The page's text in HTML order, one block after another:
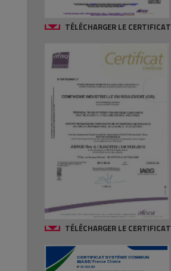
TÉLÉCHARGER LE CERTIFICAT
TÉLÉCHARGER LE CERTIFICAT